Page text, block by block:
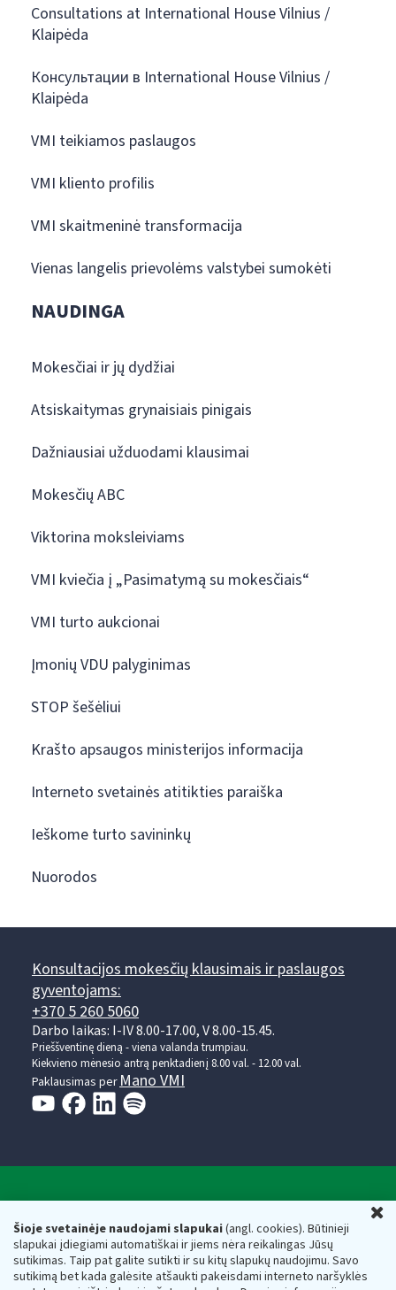
Šioje svetainėje naudojami slapukai(angl. cookies). Būtinieji
slapukai įdiegiami automatiškai ir jiems nėra reikalingas Jūsų
sutikimas. Taip pat galite sutikti ir su kitų slapukų naudojimu. Savo
sutikimą bet kada galėsite atšaukti pakeisdami interneto naršyklės
Consultations at International House Vilnius /
Klaipėda
Консультации в International House Vilnius /
Klaipėda
VMI teikiamos paslaugos
VMI kliento profilis
VMI skaitmeninė transformacija
Vienas langelis prievolėms valstybei sumokėti
NAUDINGA
Mokesčiai ir jų dydžiai
Atsiskaitymas grynaisiais pinigais
Dažniausiai užduodami klausimai
Mokesčių ABC
Viktorina moksleiviams
VMI kviečia į „Pasimatymą su mokesčiais“
VMI turto aukcionai
Įmonių VDU palyginimas
STOP šešėliui
Krašto apsaugos ministerijos informacija
Interneto svetainės atitikties paraiška
Ieškome turto savininkų
Nuorodos
Konsultacijos mokesčių klausimais ir paslaugos
gyventojams:
+370 5 260 5060
Darbo laikas: I-IV 8.00-17.00, V 8.00-15.45.
Prieššventinę dieną - viena valanda trumpiau.
Kiekvieno mėnesio antrą penktadienį 8.00 val. - 12.00 val.
Paklausimas perMano VMI
Valstybinė mokesčių inspekcija prie Lietuvos
Respublikos finansų ministerijos
Biudžetinė įstaiga. Juridinio asmens kodas — 188659752,
adresas: Vasario 16-osios g. 14, 01107 Vilnius, Lietuva, el.paštas:
vmi@vmi.lt , E. pristatymo dėžutės adresas 188659752